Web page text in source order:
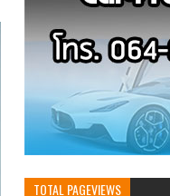
TOTAL PAGEVIEWS